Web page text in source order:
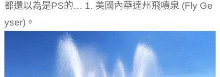
都還以為是PS的… 1. 美國內華達州飛噴泉 (Fly Ge
yser)。